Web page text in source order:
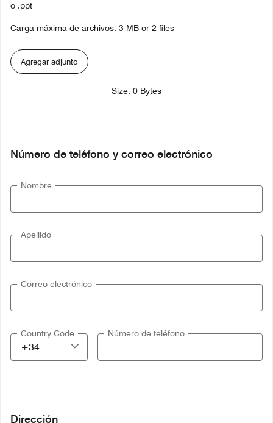
o .ppt
Carga máxima de archivos: 3 MB or 2 files
Agregar adjunto
Size: 0 Bytes
Número de teléfono y correo electrónico
Nombre
Apellido
Correo electrónico
Country Code Número de teléfono
Dirección